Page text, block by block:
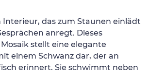
Interieur, das zum Staunen einlädt
anregt. Dieses
stellt eine elegante
einem Schwanz dar, der an
erinnert. Sie schwimmt neben